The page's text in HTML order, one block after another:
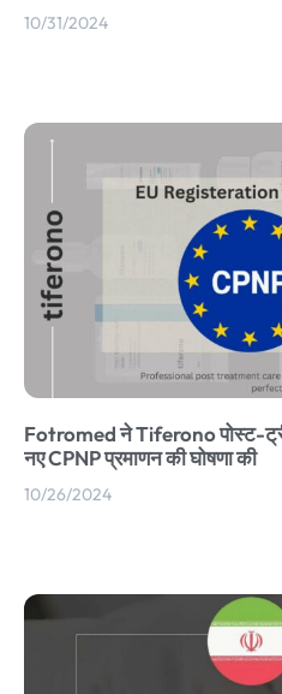
10/31/2024
Fotromed ने Tiferono पोस्ट-
नए CPNP प्रमाणन की घोषणा की
10/26/2024